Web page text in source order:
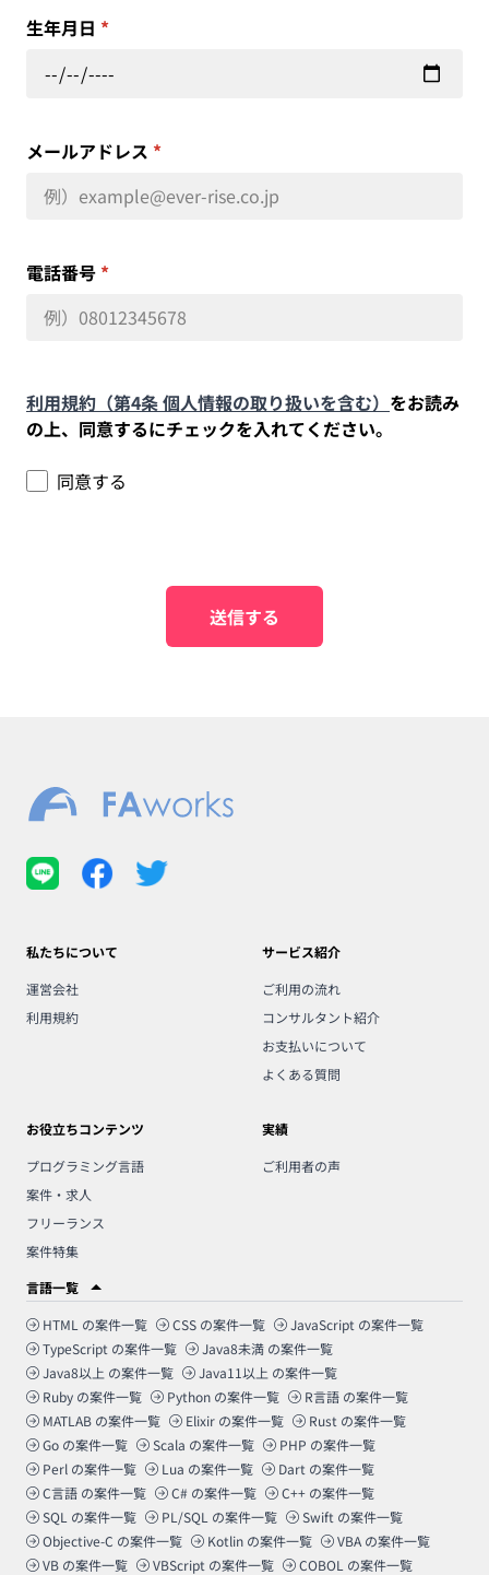
生年月日 *
メールアドレス *
電話番号 *
利用規約（第4条 個人情報の取り扱いを含む） をお読み
の上、同意するにチェックを入れてください。
同意する
送信する
私たちについて
運営会社
利用規約
サービス紹介
ご利用の流れ
コンサルタント紹介
お支払いについて
よくある質問
お役立ちコンテンツ
プログラミング言語
案件・求人
フリーランス
案件特集
実績
ご利用者の声
言語一覧
HTML の案件一覧 CSS の案件一覧 JavaScript の案件一覧
TypeScript の案件一覧 Java8未満 の案件一覧
Java8以上 の案件一覧 Java11以上 の案件一覧
Ruby の案件一覧 Python の案件一覧 R言語 の案件一覧
MATLAB の案件一覧 Elixir の案件一覧 Rust の案件一覧
Go の案件一覧 Scala の案件一覧 PHP の案件一覧
Perl の案件一覧 Lua の案件一覧 Dart の案件一覧
C言語 の案件一覧 C# の案件一覧 C++ の案件一覧
SQL の案件一覧 PL/SQL の案件一覧 Swift の案件一覧
Objective-C の案件一覧 Kotlin の案件一覧 VBA の案件一覧
VB の案件一覧 VBScript の案件一覧 COBOL の案件一覧